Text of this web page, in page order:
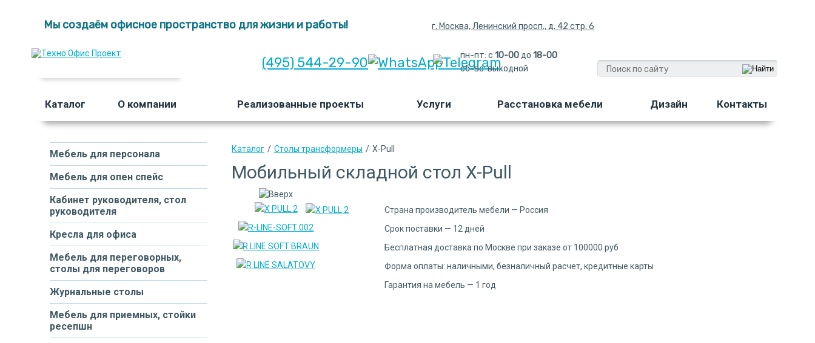
Мы создаём офисное пространство для жизни и работы! г. Москва, Ленинский просп., д. 42 стр. 6
(495) 544-29-90 пн-пт: с 10-00до 18-00
сб-вс:выходной
Каталог О компании Реализованные проекты Услуги Расстановка мебели Дизайн Контакты
Мебель для персонала
Мебель для опен спейс
Кабинет руководителя, стол
руководителя
Кресла для офиса
Мебель для переговорных,
столы для переговоров
Журнальные столы
Мебель для приемных, стойки
ресепшн
Каталог / Столы трансформеры / X-Pull
Мобильный складной стол X-Pull
Страна производитель мебели — Россия
Срок поставки — 12 дней
Бесплатная доставка по Москве при заказе от 100000 руб
Форма оплаты: наличными, безналичный расчет, кредитные карты
Гарантия на мебель — 1 год